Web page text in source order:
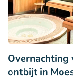
Overnachting
ontbijt in